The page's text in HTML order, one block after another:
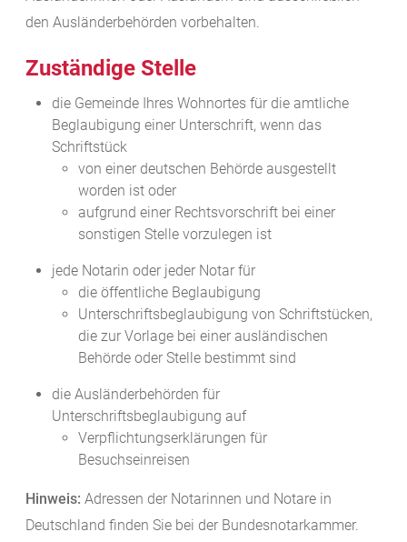
den Ausländerbehörden vorbehalten.
Zuständige Stelle
die Gemeinde Ihres Wohnortes für die amtliche
Beglaubigung einer Unterschrift, wenn das
Schriftstück
von einer deutschen Behörde ausgestellt
worden ist oder
aufgrund einer Rechtsvorschrift bei einer
sonstigen Stelle vorzulegen ist
jede Notarin oder jeder Notar für
die öffentliche Beglaubigung
Unterschriftsbeglaubigung von Schriftstücken,
die zur Vorlage bei einer ausländischen
Behörde oder Stelle bestimmt sind
die Ausländerbehörden für
Unterschriftsbeglaubigung auf
Verpflichtungserklärungen für
Besuchseinreisen
Hinweis: Adressen der Notarinnen und Notare in
Deutschland finden Sie bei der Bundesnotarkammer.